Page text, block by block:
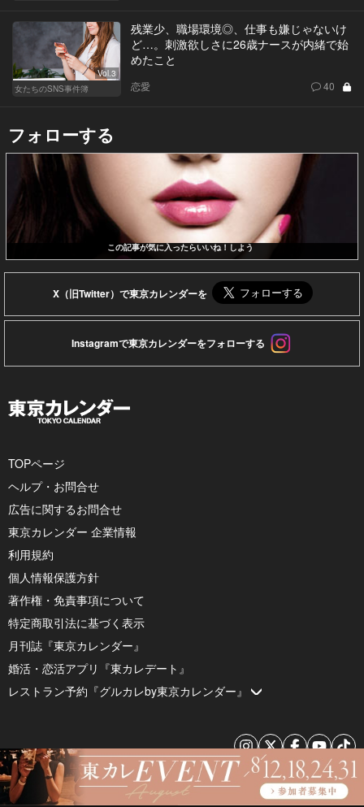
Vol.3
女たちのSNS事件簿
残業少、職場環境◎、仕事も嫌じゃないけ
ど…。刺激欲しさに26歳ナースが内緒で始
めたこと
恋愛 40
フォローする
この記事が気に入ったらいいね！しよう
X（旧Twitter）で東京カレンダーを
Instagramで東京カレンダーをフォローする
TOPページ
ヘルプ・お問合せ
広告に関するお問合せ
東京カレンダー 企業情報
利用規約
個人情報保護方針
著作権・免責事項について
特定商取引法に基づく表示
月刊誌『東京カレンダー』
婚活・恋活アプリ『東カレデート』
レストラン予約『グルカレby東京カレンダー』
© 2026 by Tokyo Calendar, Inc.